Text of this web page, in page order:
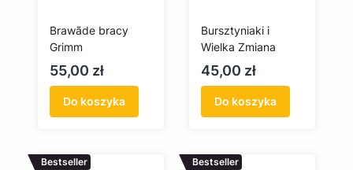
Brawãde bracy
Grimm
Cena
55,00 zł
Do koszyka
Bursztyniaki i
Wielka Zmiana
Cena
45,00 zł
Do koszyka
Bestseller
Bestseller